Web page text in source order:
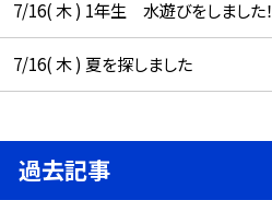
7/16( 木 ) 1年生 水遊びをしました！
7/16( 木 ) 夏を探しました
過去記事